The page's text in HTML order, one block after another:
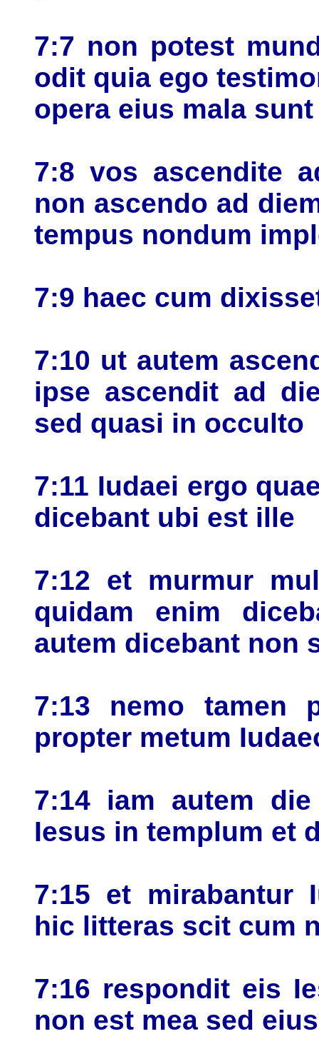
7:7 non potest
odit quia ego
opera eius mala sunt
7:8 vos ascendite
non ascendo ad
tempus nondum
7:9 haec cum
7:10 ut autem
ipse ascendit ad
sed quasi in occulto
7:11 Iudaei ergo
dicebant ubi est ille
7:12 et murmur
quidam enim
autem dicebant non
7:13 nemo tamen
propter metum
7:14 iam autem
Iesus in templum et
7:15 et mirabantur
hic litteras scit cum
7:16 respondit eis
non est mea sed